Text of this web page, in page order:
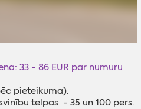
33 - 86 EUR par numuru
pieteikuma).
telpas - 35 un 100 pers.